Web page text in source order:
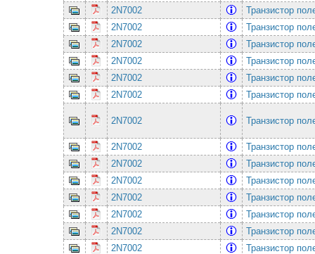
2N7002
Транзистор
2N7002
Транзистор
2N7002
Транзистор
2N7002
Транзистор
2N7002
Транзистор
2N7002
Транзистор
2N7002 Транзистор
2N7002
Транзистор
2N7002
Транзистор
2N7002
Транзистор
2N7002
Транзистор
2N7002
Транзистор
2N7002
Транзистор
2N7002
Транзистор